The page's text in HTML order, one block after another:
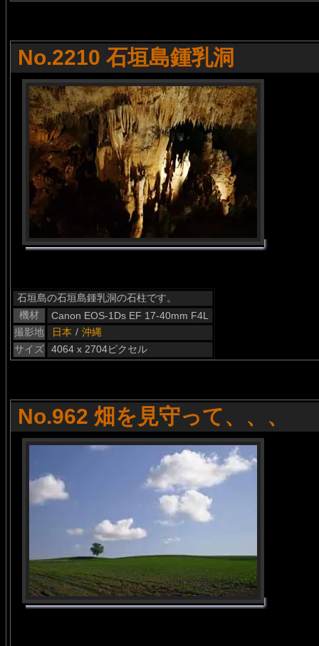
No.2210 石垣島鍾乳洞
石垣島の石垣島鍾乳洞の石柱です。
機材
Canon EOS-1Ds EF 17-40mm F4L
撮影地
日本 / 沖縄
サイズ
4064 x 2704ピクセル
No.962 畑を見守って、、、